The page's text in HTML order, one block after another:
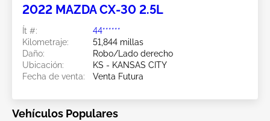
2022 MAZDA CX-30 2.5L
Ít #:
44******
Kilometraje:
51,844 millas
Daño:
Robo/Lado derecho
Ubicación:
KS - KANSAS CITY
Fecha de venta:
Venta Futura
Vehículos Populares